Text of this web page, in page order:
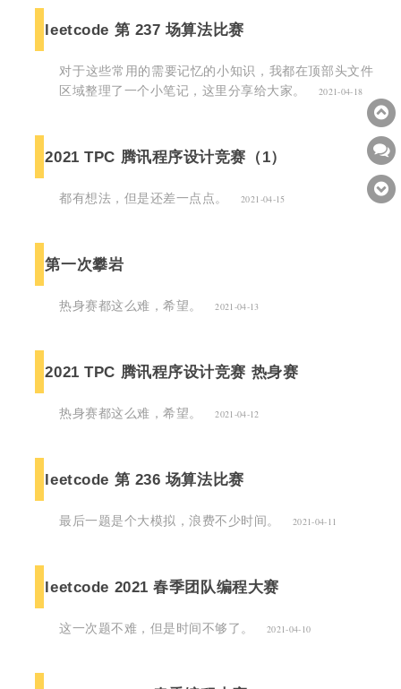
leetcode 第 237 场算法比赛
对于这些常用的需要记忆的小知识，我都在顶部头文件
区域整理了一个小笔记，这里分享给大家。
2021-04-18
2021 TPC 腾讯程序设计竞赛（1）
都有想法，但是还差一点点。 2021-04-15
第一次攀岩
热身赛都这么难，希望。 2021-04-13
2021 TPC 腾讯程序设计竞赛 热身赛
热身赛都这么难，希望。 2021-04-12
leetcode 第 236 场算法比赛
最后一题是个大模拟，浪费不少时间。 2021-04-11
leetcode 2021 春季团队编程大赛
这一次题不难，但是时间不够了。 2021-04-10